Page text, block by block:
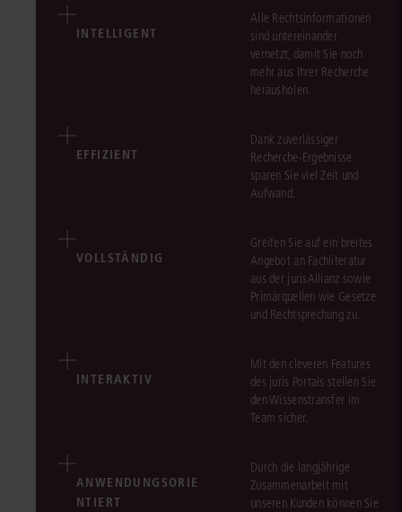
INTELLIGENT
Alle Rechtsinformationen
sind untereinander
vernetzt, damit Sie noch
mehr aus Ihrer Recherche
herausholen.
EFFIZIENT
Dank zuverlässiger
Recherche-Ergebnisse
sparen Sie viel Zeit und
Aufwand.
VOLLSTÄNDIG
Greifen Sie auf ein breites
Angebot an Fachliteratur
aus der jurisAllianz sowie
Primärquellen wie Gesetze
und Rechtsprechung zu.
INTERAKTIV
Mit den cleveren Features
des juris Portals stellen Sie
den Wissenstransfer im
Team sicher.
ANWENDUNGSORIE
NTIERT
Durch die langjährige
Zusammenarbeit mit
unseren Kunden können Sie